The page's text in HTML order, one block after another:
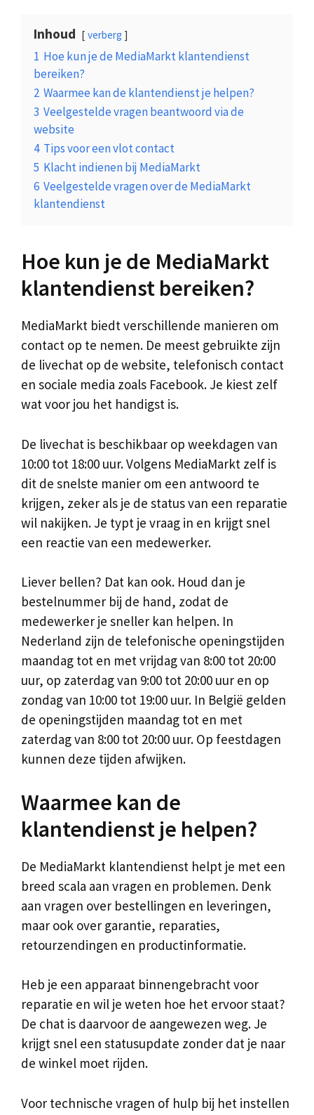
Inhoud verberg
1 Hoe kun je de MediaMarkt klantendienst
bereiken?
2 Waarmee kan de klantendienst je helpen?
3 Veelgestelde vragen beantwoord via de
website
4 Tips voor een vlot contact
5 Klacht indienen bij MediaMarkt
6 Veelgestelde vragen over de MediaMarkt
klantendienst
Hoe kun je de MediaMarkt
klantendienst bereiken?
MediaMarkt biedt verschillende manieren om
contact op te nemen. De meest gebruikte zijn
de livechat op de website, telefonisch contact
en sociale media zoals Facebook. Je kiest zelf
wat voor jou het handigst is.
De livechat is beschikbaar op weekdagen van
10:00 tot 18:00 uur. Volgens MediaMarkt zelf is
dit de snelste manier om een antwoord te
krijgen, zeker als je de status van een reparatie
wil nakijken. Je typt je vraag in en krijgt snel
een reactie van een medewerker.
Liever bellen? Dat kan ook. Houd dan je
bestelnummer bij de hand, zodat de
medewerker je sneller kan helpen. In
Nederland zijn de telefonische openingstijden
maandag tot en met vrijdag van 8:00 tot 20:00
uur, op zaterdag van 9:00 tot 20:00 uur en op
zondag van 10:00 tot 19:00 uur. In België gelden
de openingstijden maandag tot en met
zaterdag van 8:00 tot 20:00 uur. Op feestdagen
kunnen deze tijden afwijken.
Waarmee kan de
klantendienst je helpen?
De MediaMarkt klantendienst helpt je met een
breed scala aan vragen en problemen. Denk
aan vragen over bestellingen en leveringen,
maar ook over garantie, reparaties,
retourzendingen en productinformatie.
Heb je een apparaat binnengebracht voor
reparatie en wil je weten hoe het ervoor staat?
De chat is daarvoor de aangewezen weg. Je
krijgt snel een statusupdate zonder dat je naar
de winkel moet rijden.
Voor technische vragen of hulp bij het instellen